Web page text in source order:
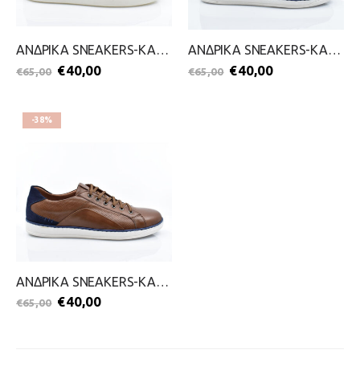
ΑΝΔΡΙΚΑ SNEAKERS-KALT-2099-0641-ΜΑΥΡΟ
€65,00 €40,00
ΑΝΔΡΙΚΑ SNEAKERS-KALT-2099-0640-ΜΠΛΕ
€65,00 €40,00
-38%
ΑΝΔΡΙΚΑ SNEAKERS-KALT-2099-0640-ΤΑΜΠΑ
€65,00 €40,00